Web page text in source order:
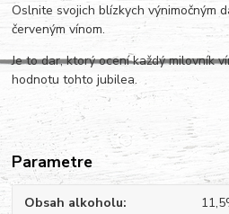
Oslnite svojich blízkych výnimočným
červeným vínom.
Je to dar, ktorý ocení každý milovník
hodnotu tohto jubilea.
Parametre
Obsah alkoholu